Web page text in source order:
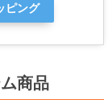
ピング
商品